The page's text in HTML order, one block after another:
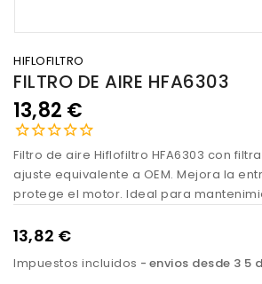
HIFLOFILTRO
FILTRO DE AIRE HFA6303
13,82 €
Filtro de aire Hiflofiltro HFA6303 con
ajuste equivalente a OEM. Mejora la
protege el motor. Ideal para
13,82 €
Impuestos incluidos envios desde 3 5